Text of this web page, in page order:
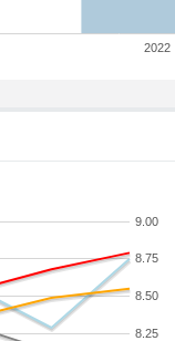
2022
8.25
8.50
8.75
9.00